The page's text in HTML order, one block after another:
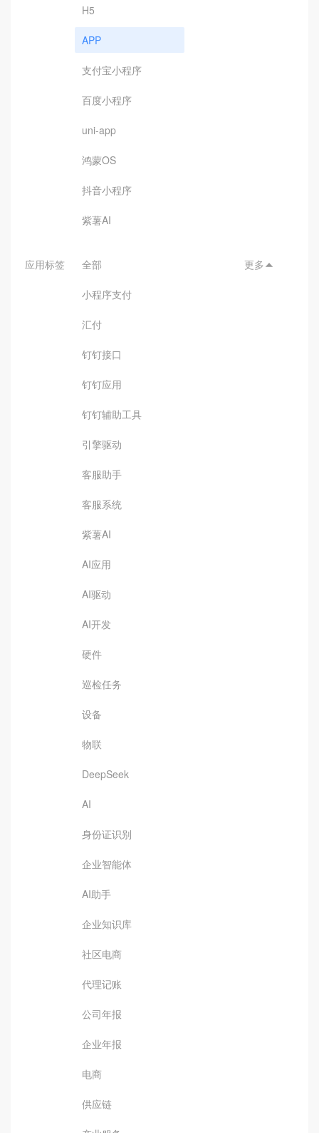
H5
APP
支付宝小程序
百度小程序
uni-app
鸿蒙OS
抖音小程序
紫薯AI
应用标签 全部
小程序支付
汇付
钉钉接口
钉钉应用
钉钉辅助工具
引擎驱动
客服助手
客服系统
紫薯AI
AI应用
AI驱动
AI开发
硬件
巡检任务
设备
物联
DeepSeek
AI
身份证识别
企业智能体
AI助手
企业知识库
社区电商
代理记账
公司年报
企业年报
电商
供应链
更多 